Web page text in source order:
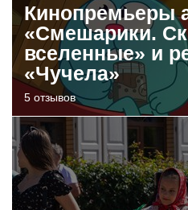
Кинопремьеры
«Смешарики.
вселенные» и
«Чучела»
5 отзывов